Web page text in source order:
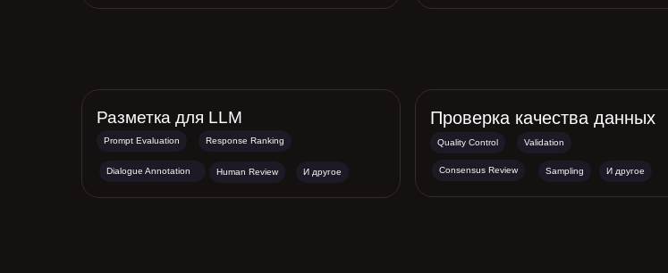
Проверка качества данных
И другое
Sampling
Consensus Review
Validation
Quality Control
Разметка для LLM
И другое
Human Review
Dialogue Annotation
Response Ranking
Prompt Evaluation